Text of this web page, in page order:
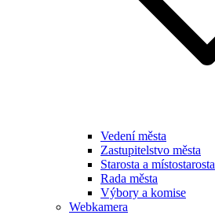
Vedení města
Zastupitelstvo města
Starosta a místostarosta
Rada města
Výbory a komise
Webkamera